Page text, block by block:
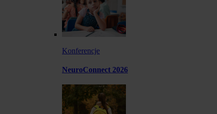
Konferencje
NeuroConnect 2026